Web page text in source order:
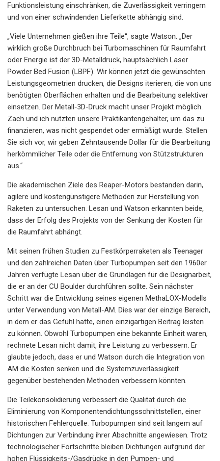
Funktionsleistung einschränken, die Zuverlässigkeit verringern
und von einer schwindenden Lieferkette abhängig sind.
„Viele Unternehmen gießen ihre Teile“, sagte Watson. „Der
wirklich große Durchbruch bei Turbomaschinen für Raumfahrt
oder Energie ist der 3D-Metalldruck, hauptsächlich Laser
Powder Bed Fusion (LBPF). Wir können jetzt die gewünschten
Leistungsgeometrien drucken, die Designs iterieren, die von uns
benötigten Oberflächen erhalten und die Bearbeitung selektiver
einsetzen. Der Metall-3D-Druck macht unser Projekt möglich.
Zach und ich nutzten unsere Praktikantengehälter, um das zu
finanzieren, was nicht gespendet oder ermäßigt wurde. Stellen
Sie sich vor, wir geben Zehntausende Dollar für die Bearbeitung
herkömmlicher Teile oder die Entfernung von Stützstrukturen
aus.“
Die akademischen Ziele des Reaper-Motors bestanden darin,
agilere und kostengünstigere Methoden zur Herstellung von
Raketen zu untersuchen. Lesan und Watson erkannten beide,
dass der Erfolg des Projekts von der Senkung der Kosten für
die Raumfahrt abhängt.
Mit seinen frühen Studien zu Festkörperraketen als Teenager
und den zahlreichen Daten über Turbopumpen seit den 1960er
Jahren verfügte Lesan über die Grundlagen für die Designarbeit,
die er an der CU Boulder durchführen sollte. Sein nächster
Schritt war die Entwicklung seines eigenen MethaLOX-Modells
unter Verwendung von Metall-AM. Dies war der einzige Bereich,
in dem er das Gefühl hatte, einen einzigartigen Beitrag leisten
zu können. Obwohl Turbopumpen eine bekannte Einheit waren,
rechnete Lesan nicht damit, ihre Leistung zu verbessern. Er
glaubte jedoch, dass er und Watson durch die Integration von
AM die Kosten senken und die Systemzuverlässigkeit
gegenüber bestehenden Methoden verbessern könnten.
Die Teilekonsolidierung verbessert die Qualität durch die
Eliminierung von Komponentendichtungsschnittstellen, einer
historischen Fehlerquelle. Turbopumpen sind seit langem auf
Dichtungen zur Verbindung ihrer Abschnitte angewiesen. Trotz
technologischer Fortschritte bleiben Dichtungen aufgrund der
hohen Flüssigkeits-/Gasdrücke in den Pumpen- und